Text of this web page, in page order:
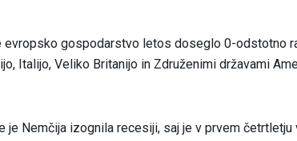
evropsko gospodarstvo letos doseglo 0-odstotno
Italijo, Veliko Britanijo in Združenimi državami
je Nemčija izognila recesiji, saj je v prvem